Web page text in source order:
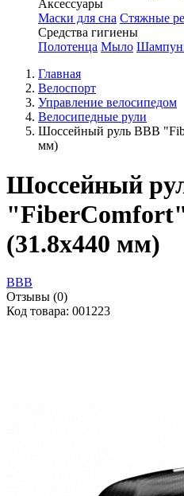
Аксессуары
Маски для сна Стяжные
Средства гигиены
Полотенца Мыло
Главная
Велоспорт
Управление велосипедом
Велосипедные рули
Шоссейный руль BBB
мм)
Шоссейный
(31.8х440 мм)
BBB
Отзывы (0)
Код товара: 001223